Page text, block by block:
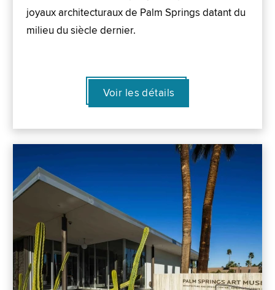
joyaux architecturaux de Palm Springs datant du
milieu du siècle dernier.
Voir les détails